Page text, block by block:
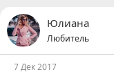
Юлиана
Любитель
7 Дек 2017